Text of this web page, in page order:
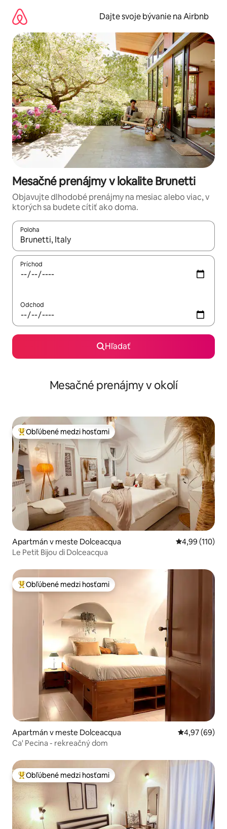
obsah.
Dajte svoje bývanie na Airbnb
Mesačné prenájmy v lokalite Brunetti
Objavujte dlhodobé prenájmy na mesiac alebo viac, v
ktorých sa budete cítiť ako doma.
Poloha
Keď budú výsledky k dispozícii, môžete si ich prechádzať
Príchod
Odchod
Hľadať
Mesačné prenájmy v okolí
Najobľúbenejšie medzi hosťami
Obľúbené medzi hosťami
Apartmán v meste Dolceacqua Priemerné
4,99 (110)
Le Petit Bijou di Dolceacqua
Najobľúbenejšie medzi hosťami
Obľúbené medzi hosťami
Apartmán v meste Dolceacqua Priemerné
4,97 (69)
Ca' Pecina - rekreačný dom
Najobľúbenejšie medzi hosťami
Obľúbené medzi hosťami